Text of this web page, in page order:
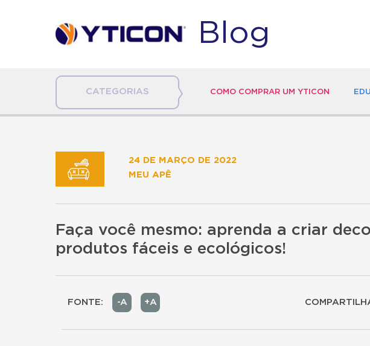
Blog
CATEGORIAS COMO COMPRAR UM YTICON
24 DE MARÇO DE 2022
MEU APÊ
Faça você mesmo: aprenda a criar
produtos fáceis e ecológicos!
FONTE: -A +A